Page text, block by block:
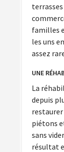
familles
les uns
assez
UNE
La
depuis
restaurer
piétons
sans
résultat